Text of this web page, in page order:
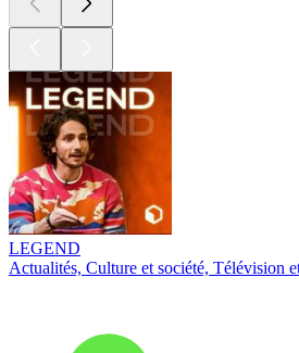
LEGEND
Actualités, Culture et société, Télévision